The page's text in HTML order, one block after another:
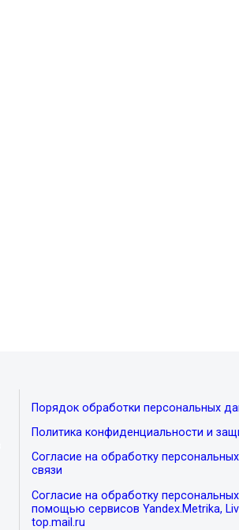
Порядок обработки персональных
Политика конфиденциальности и
Согласие на обработку
связи
Согласие на обработку
помощью сервисов Yandex.Metrika,
top.mail.ru